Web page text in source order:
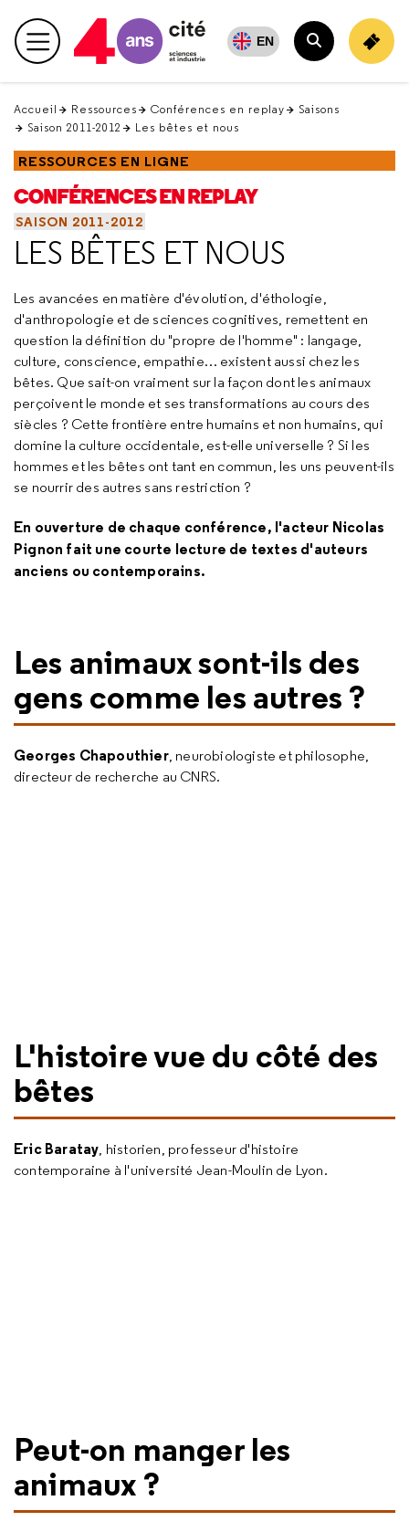
en
haut Menu principal EN
Rechercher
Accueil Ressources Conférences en replay
Saisons
Saison 2011-2012
Les bêtes et nous
RESSOURCES EN LIGNE
CONFÉRENCES EN REPLAY
SAISON 2011-2012
LES BÊTES ET NOUS
Les avancées en matière d'évolution, d'éthologie,
d'anthropologie et de sciences cognitives, remettent en
question la définition du "propre de l'homme" : langage,
culture, conscience, empathie… existent aussi chez les
bêtes. Que sait-on vraiment sur la façon dont les animaux
perçoivent le monde et ses transformations au cours des
siècles ? Cette frontière entre humains et non humains, qui
domine la culture occidentale, est-elle universelle ? Si les
hommes et les bêtes ont tant en commun, les uns peuvent-ils
se nourrir des autres sans restriction ?
En ouverture de chaque conférence, l'acteur Nicolas
Pignon fait une courte lecture de textes d'auteurs
anciens ou contemporains.
Les animaux sont-ils des
gens comme les autres ?
Georges Chapouthier, neurobiologiste et philosophe,
directeur de recherche au CNRS.
L'histoire vue du côté des
bêtes
Eric Baratay, historien, professeur d'histoire
contemporaine à l'université Jean-Moulin de Lyon.
Peut-on manger les
animaux ?